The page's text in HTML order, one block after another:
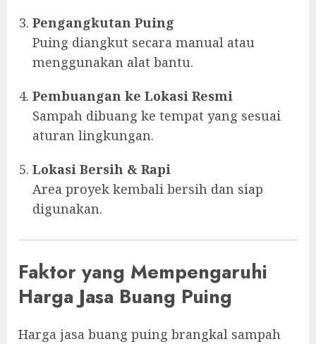
Pengangkutan Puing
Puing diangkut secara manual atau
menggunakan alat bantu.
Pembuangan ke Lokasi Resmi
Sampah dibuang ke tempat yang sesuai
aturan lingkungan.
Lokasi Bersih & Rapi
Area proyek kembali bersih dan siap
digunakan.
Faktor yang Mempengaruhi
Harga Jasa Buang Puing
Harga jasa buang puing brangkal sampah